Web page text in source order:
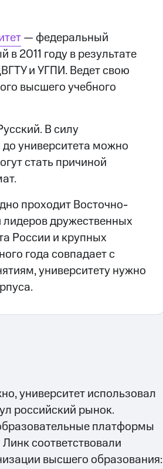
— федеральный
2011 году в результате
и УГПИ. Ведет свою
высшего учебного
В силу
университета можно
стать причиной
проходит Восточно-
дружественных
России и крупных
года совпадает с
университету нужно
университет использовал
российский рынок.
платформы
соответствовали
высшего образования: